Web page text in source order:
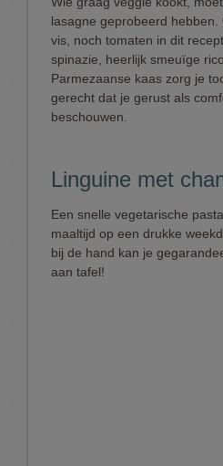
lasagne geprobeerd hebben.
vis, noch tomaten in dit
spinazie, heerlijk smeuïge
Parmezaanse kaas zorg je
gerecht dat je gerust als
beschouwen.
Linguine met
Een snelle vegetarische
maaltijd op een drukke
bij de hand kan je
aan tafel!